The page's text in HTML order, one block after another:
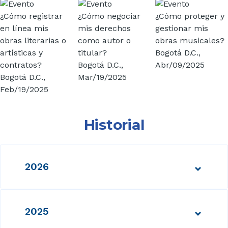
¿Cómo registrar
en línea mis
obras literarias o
artísticas y
contratos?
Bogotá D.C.,
Feb/19/2025
¿Cómo negociar
mis derechos
como autor o
titular?
Bogotá D.C.,
Mar/19/2025
¿Cómo proteger y
gestionar mis
obras musicales?
Bogotá D.C.,
Abr/09/2025
Historial
2026
2025